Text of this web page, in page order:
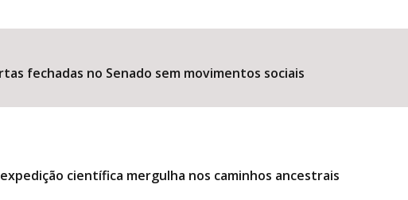
fechadas no Senado sem movimentos sociais
científica mergulha nos caminhos ancestrais